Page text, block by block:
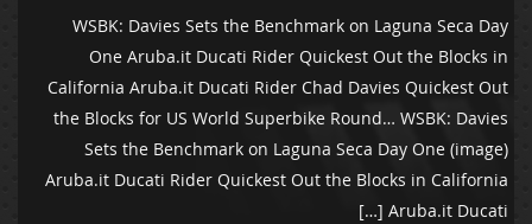
WSBK: Davies Sets the Benchmark on Laguna Seca Day
One Aruba.it Ducati Rider Quickest Out the Blocks in
California Aruba.it Ducati Rider Chad Davies Quickest Out
the Blocks for US World Superbike Round… WSBK: Davies
Sets the Benchmark on Laguna Seca Day One (image)
Aruba.it Ducati Rider Quickest Out the Blocks in California
Aruba.it Ducati […]